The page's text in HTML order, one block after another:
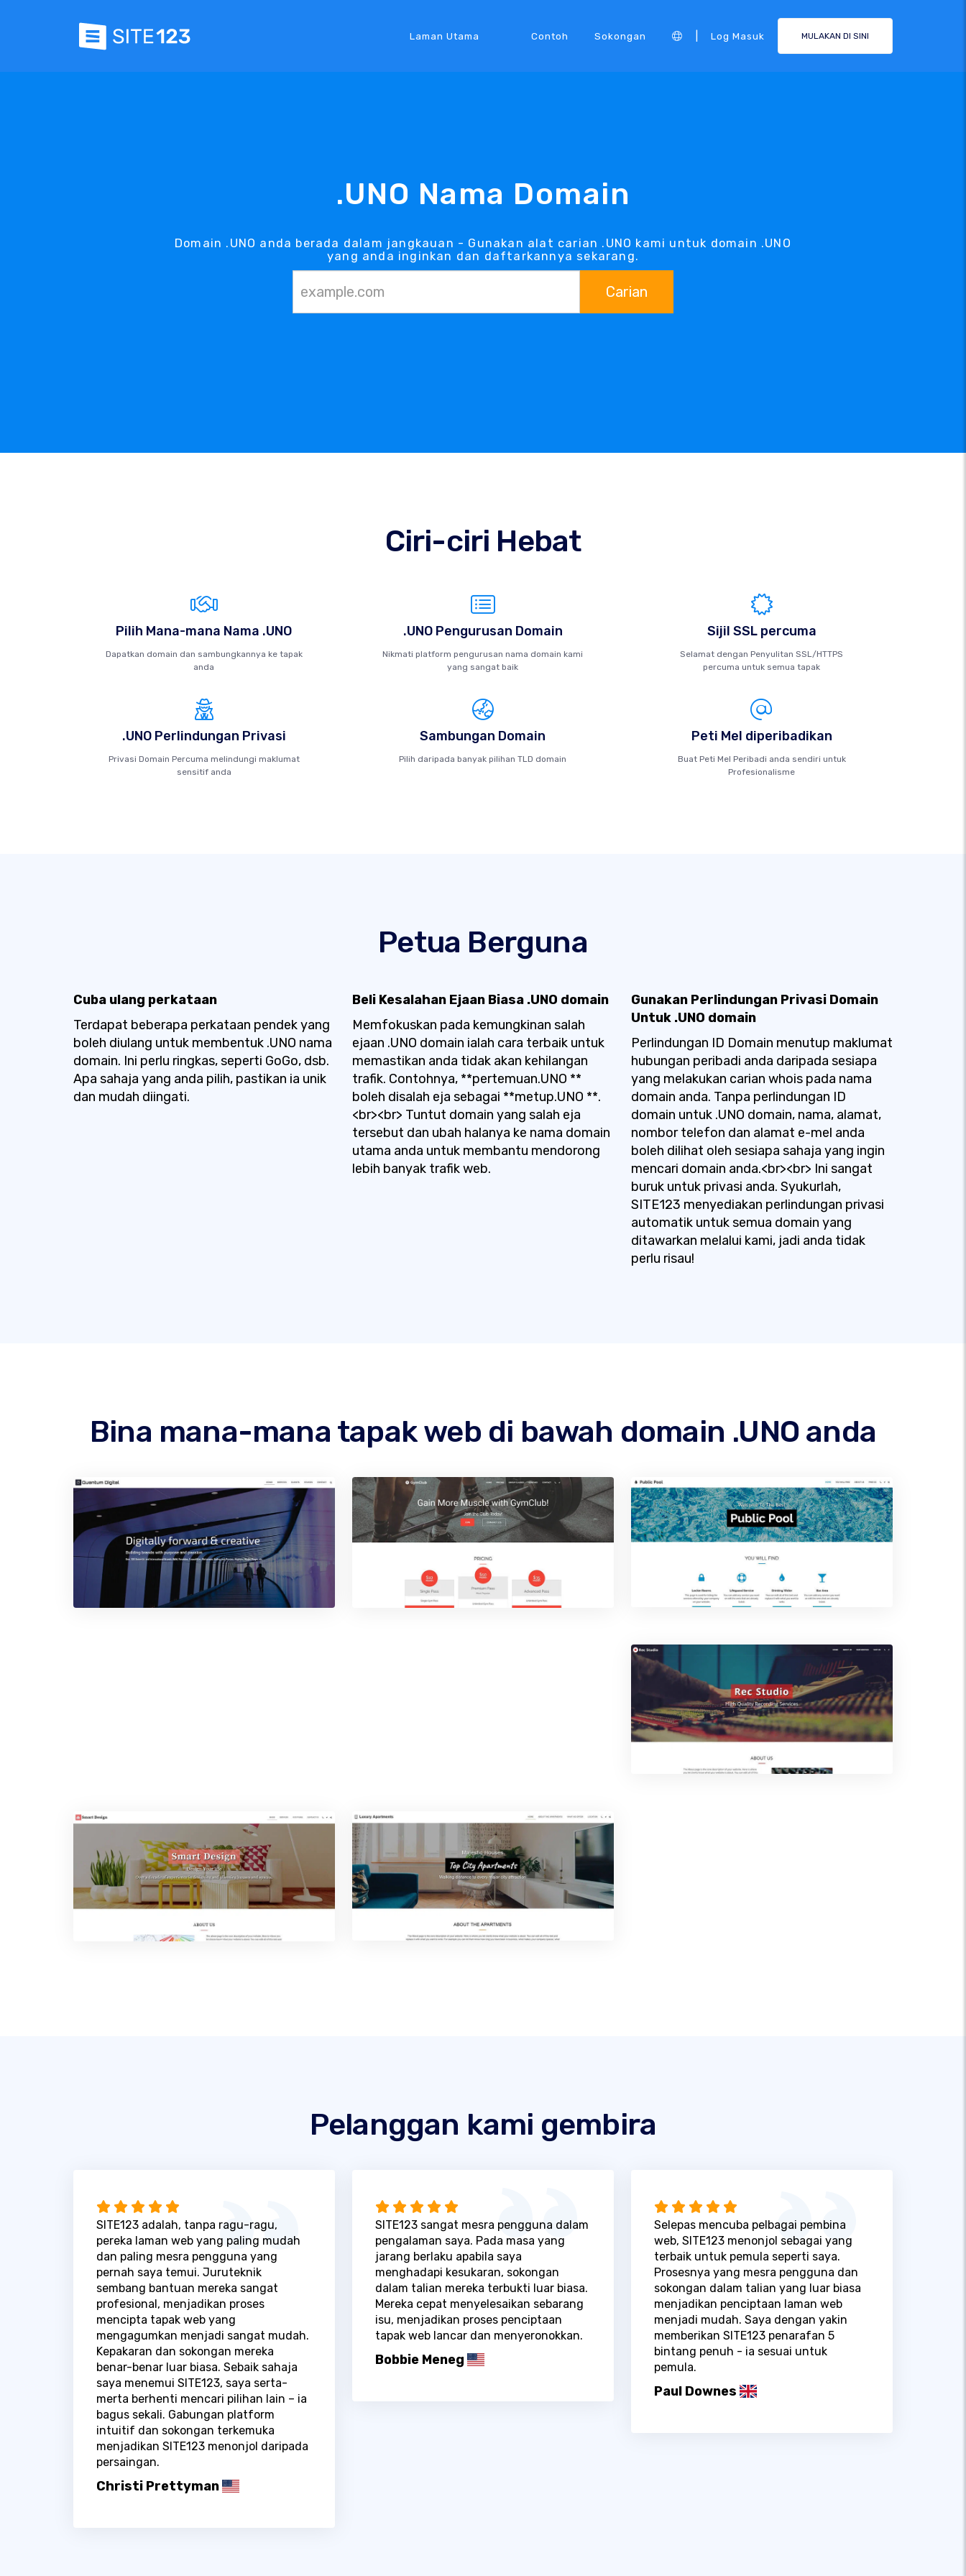
Laman Utama Contoh Sokongan Log Masuk MULAKAN DI SINI
.UNO Nama Domain
Domain .UNO anda berada dalam jangkauan - Gunakan alat carian .UNO kami untuk domain .UNO
yang anda inginkan dan daftarkannya sekarang.
Carian
Ciri-ciri Hebat
Pilih Mana-mana Nama .UNO
Dapatkan domain dan sambungkannya ke tapak
anda
.UNO Pengurusan Domain
Nikmati platform pengurusan nama domain kami
yang sangat baik
Sijil SSL percuma
Selamat dengan Penyulitan SSL/HTTPS
percuma untuk semua tapak
.UNO Perlindungan Privasi
Privasi Domain Percuma melindungi maklumat
sensitif anda
Sambungan Domain
Pilih daripada banyak pilihan TLD domain
Peti Mel diperibadikan
Buat Peti Mel Peribadi anda sendiri untuk
Profesionalisme
Petua Berguna
Cuba ulang perkataan
Terdapat beberapa perkataan pendek yang
boleh diulang untuk membentuk .UNO nama
domain. Ini perlu ringkas, seperti GoGo, dsb.
Apa sahaja yang anda pilih, pastikan ia unik
dan mudah diingati.
Beli Kesalahan Ejaan Biasa .UNO domain
Memfokuskan pada kemungkinan salah
ejaan .UNO domain ialah cara terbaik untuk
memastikan anda tidak akan kehilangan
trafik. Contohnya, **pertemuan.UNO **
boleh disalah eja sebagai **metup.UNO **.
<br><br> Tuntut domain yang salah eja
tersebut dan ubah halanya ke nama domain
utama anda untuk membantu mendorong
lebih banyak trafik web.
Gunakan Perlindungan Privasi Domain
Untuk .UNO domain
Perlindungan ID Domain menutup maklumat
hubungan peribadi anda daripada sesiapa
yang melakukan carian whois pada nama
domain anda. Tanpa perlindungan ID
domain untuk .UNO domain, nama, alamat,
nombor telefon dan alamat e-mel anda
boleh dilihat oleh sesiapa sahaja yang ingin
mencari domain anda.<br><br> Ini sangat
buruk untuk privasi anda. Syukurlah,
SITE123 menyediakan perlindungan privasi
automatik untuk semua domain yang
ditawarkan melalui kami, jadi anda tidak
perlu risau!
Bina mana-mana tapak web di bawah domain .UNO anda
Pelanggan kami gembira
SITE123 adalah, tanpa ragu-ragu,
pereka laman web yang paling mudah
dan paling mesra pengguna yang
pernah saya temui. Juruteknik
sembang bantuan mereka sangat
profesional, menjadikan proses
mencipta tapak web yang
mengagumkan menjadi sangat mudah.
Kepakaran dan sokongan mereka
benar-benar luar biasa. Sebaik sahaja
saya menemui SITE123, saya serta-
merta berhenti mencari pilihan lain – ia
bagus sekali. Gabungan platform
intuitif dan sokongan terkemuka
menjadikan SITE123 menonjol daripada
persaingan.
Christi Prettyman
SITE123 sangat mesra pengguna dalam
pengalaman saya. Pada masa yang
jarang berlaku apabila saya
menghadapi kesukaran, sokongan
dalam talian mereka terbukti luar biasa.
Mereka cepat menyelesaikan sebarang
isu, menjadikan proses penciptaan
tapak web lancar dan menyeronokkan.
Bobbie Meneg
Selepas mencuba pelbagai pembina
web, SITE123 menonjol sebagai yang
terbaik untuk pemula seperti saya.
Prosesnya yang mesra pengguna dan
sokongan dalam talian yang luar biasa
menjadikan penciptaan laman web
menjadi mudah. Saya dengan yakin
memberikan SITE123 penarafan 5
bintang penuh - ia sesuai untuk
pemula.
Paul Downes